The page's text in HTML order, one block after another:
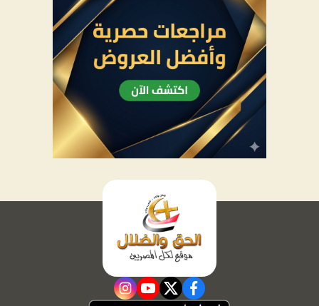
facebook
twitter
youtube
instagram